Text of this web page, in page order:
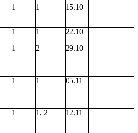
1 1 15.10
1 1
22.10
1 2 29.10
1 1 05.11
1 1, 2 12.11